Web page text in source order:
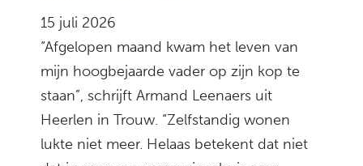
15 juli 2026
“Afgelopen maand kwam het leven van
mijn hoogbejaarde vader op zijn kop te
staan”, schrijft Armand Leenaers uit
Heerlen in Trouw. “Zelfstandig wonen
lukte niet meer. Helaas betekent dat niet